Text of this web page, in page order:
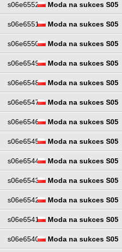
s06e6552 Moda na sukces S05
s06e6551 Moda na sukces S05
s06e6550 Moda na sukces S05
s06e6549 Moda na sukces S05
s06e6548 Moda na sukces S05
s06e6547 Moda na sukces S05
s06e6546 Moda na sukces S05
s06e6545 Moda na sukces S05
s06e6544 Moda na sukces S05
s06e6543 Moda na sukces S05
s06e6542 Moda na sukces S05
s06e6541 Moda na sukces S05
s06e6540 Moda na sukces S05